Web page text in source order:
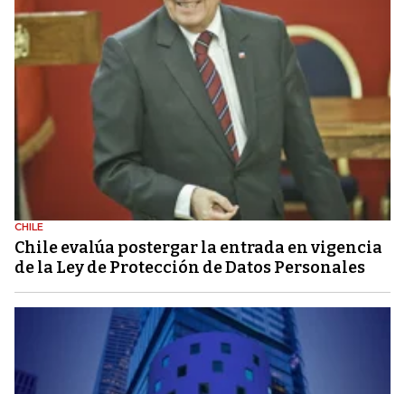
CHILE
Chile evalúa postergar la entrada en vigencia
de la Ley de Protección de Datos Personales